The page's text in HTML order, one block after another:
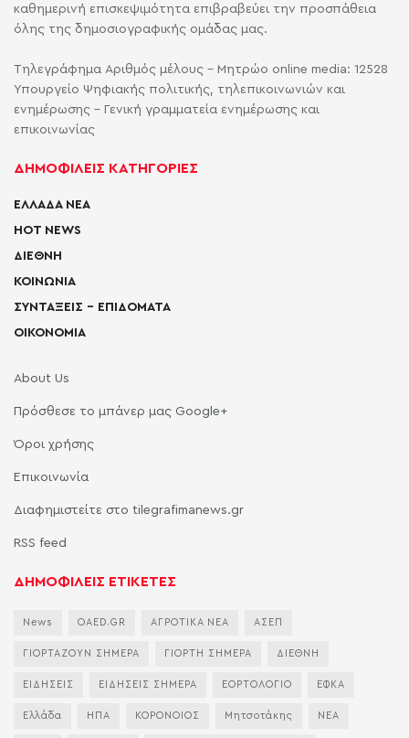
καθημερινή επισκεψιμότητα επιβραβεύει την προσπάθεια
όλης της δημοσιογραφικής ομάδας μας.
Τηλεγράφημα Αριθμός μέλους - Μητρώο online media: 12528
Υπουργείο Ψηφιακής πολιτικής, τηλεπικοινωνιών και
ενημέρωσης - Γενική γραμματεία ενημέρωσης και
επικοινωνίας
ΔΗΜΟΦΙΛΕΙΣ ΚΑΤΗΓΟΡΙΕΣ
ΕΛΛΑΔΑ ΝΕΑ
HOT NEWS
ΔΙΕΘΝΗ
ΚΟΙΝΩΝΙΑ
ΣΥΝΤΑΞΕΙΣ – ΕΠΙΔΟΜΑΤΑ
ΟΙΚΟΝΟΜΙΑ
About Us
Πρόσθεσε το μπάνερ μας Google+
Όροι χρήσης
Επικοινωνία
Διαφημιστείτε στο tilegrafimanews.gr
RSS feed
ΔΗΜΟΦΙΛΕΙΣ ΕΤΙΚΕΤΕΣ
News OAED.GR ΑΓΡΟΤΙΚΑ ΝΕΑ ΑΣΕΠ
ΓΙΟΡΤΑΖΟΥΝ ΣΗΜΕΡΑ ΓΙΟΡΤΗ ΣΗΜΕΡΑ ΔΙΕΘΝΗ
ΕΙΔΗΣΕΙΣ ΕΙΔΗΣΕΙΣ ΣΗΜΕΡΑ ΕΟΡΤΟΛΟΓΙΟ ΕΦΚΑ
Ελλάδα ΗΠΑ ΚΟΡΟΝΟΙΟΣ Μητσοτάκης ΝΕΑ